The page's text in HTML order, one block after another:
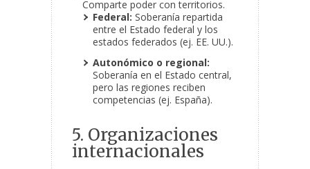
Comparte poder con territorios.
Federal: Soberanía repartida
entre el Estado federal y los
estados federados (ej. EE. UU.).
Autonómico o regional:
Soberanía en el Estado central,
pero las regiones reciben
competencias (ej. España).
5. Organizaciones
internacionales